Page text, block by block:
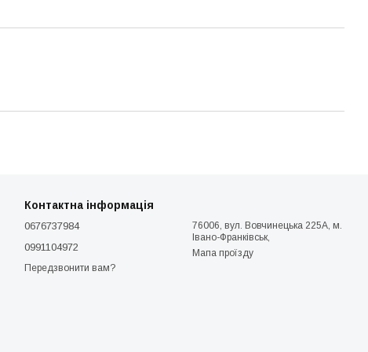
Контактна інформація
0676737984
0991104972
Передзвонити вам?
76006, вул. Вовчинецька 225А, м.
Івано-Франківськ,
Мапа проїзду